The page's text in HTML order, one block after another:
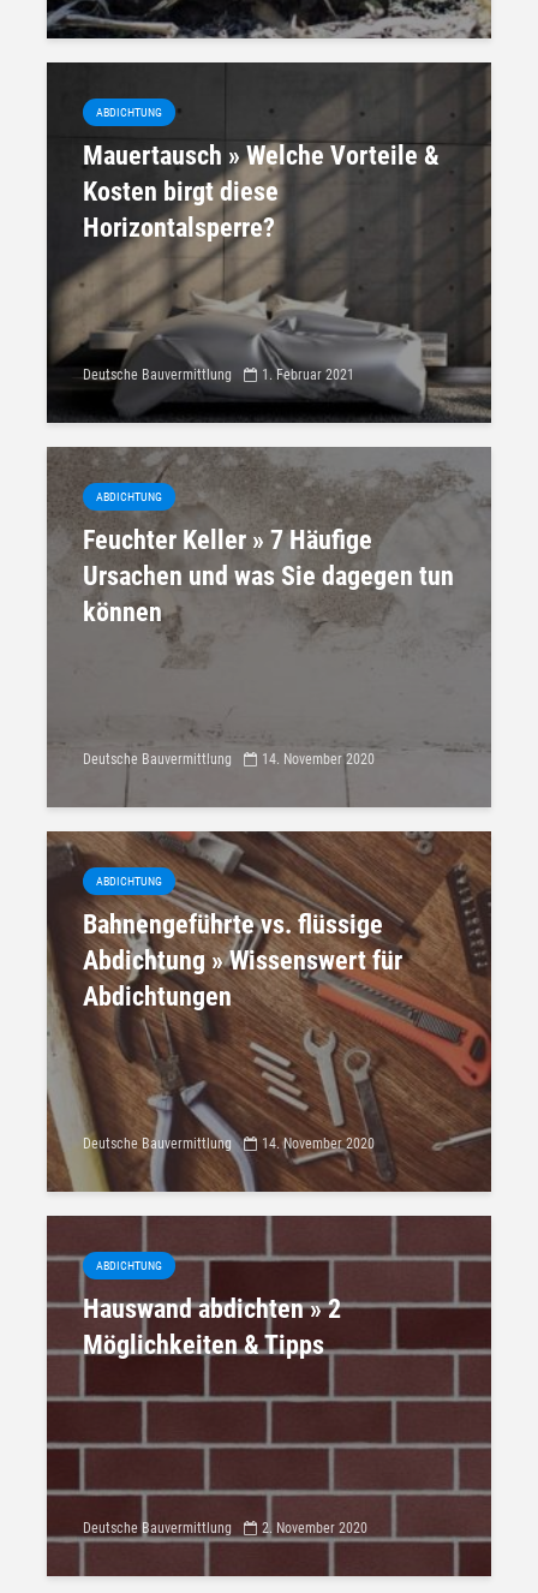
ABDICHTUNG
Mauertausch » Welche Vorteile &
Kosten birgt diese
Horizontalsperre?
Deutsche Bauvermittlung 1. Februar 2021
ABDICHTUNG
Feuchter Keller » 7 Häufige
Ursachen und was Sie dagegen tun
können
Deutsche Bauvermittlung 14. November 2020
ABDICHTUNG
Bahnengeführte vs. flüssige
Abdichtung » Wissenswert für
Abdichtungen
Deutsche Bauvermittlung 14. November 2020
ABDICHTUNG
Hauswand abdichten » 2
Möglichkeiten & Tipps
Deutsche Bauvermittlung 2. November 2020